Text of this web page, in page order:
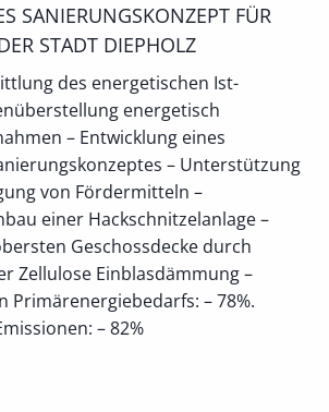
SANIERUNGSKONZEPT FÜR
STADT DIEPHOLZ
des energetischen Ist-
energetisch
– Entwicklung eines
– Unterstützung
von Fördermitteln –
einer Hackschnitzelanlage –
Geschossdecke durch
Zellulose Einblasdämmung –
Primärenergiebedarfs: – 78%.
– 82%